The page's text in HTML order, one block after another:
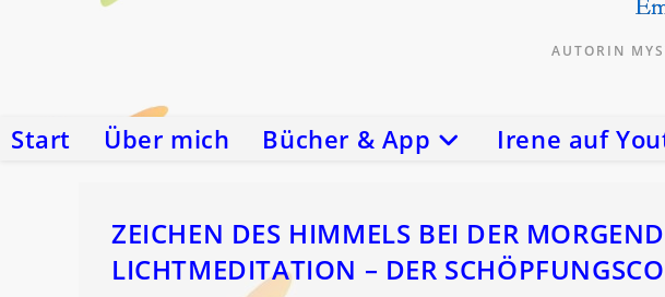
AUTORIN
Start Über mich Bücher & App Irene auf
ZEICHEN DES HIMMELS BEI DER
LICHTMEDITATION – DER